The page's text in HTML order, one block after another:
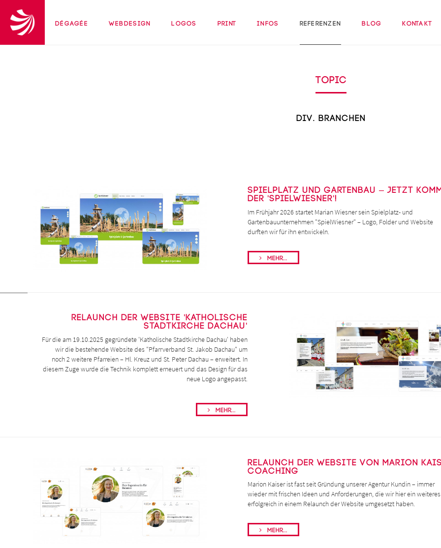
Dégagée Webdesign Logos Print Infos Referenzen Blog Kontakt
Topic
Div. Branchen
Spielplatz und Gartenbau – Jetzt
der 'SpielWiesner'!
Im Frühjahr 2026 startet Marian Wiesner sein Spielplatz- und
Gartenbauunternehmen "SpielWiesner" – Logo, Folder und Website
durften wir für ihn entwickeln.
Mehr...
Relaunch der Website 'Katholische
Stadtkirche Dachau'
Für die am 19.10.2025 gegründete 'Katholische Stadtkirche Dachau' haben
wir die bestehende Website des "Pfarrverband St. Jakob Dachau" um
noch 2 weitere Pfarreien – Hl. Kreuz und St. Peter Dachau – erweitert. In
diesem Zuge wurde die Technik komplett erneuert und das Design für das
neue Logo angepasst.
Mehr...
Relaunch der Website von Marion
Coaching
Marion Kaiser ist fast seit Gründung unserer Agentur Kundin – immer
wieder mit frischen Ideen und Anforderungen, die wir hier ein
erfolgreich in einem Relaunch der Website umgesetzt haben.
Mehr...